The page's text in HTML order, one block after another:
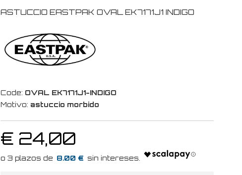
ASTUCCIO EASTPAK OVAL EK7171J1 INDIGO
Code: OVAL EK7171J1-INDIGO
Motivo: astuccio morbido
€ 24,00
8.00 €